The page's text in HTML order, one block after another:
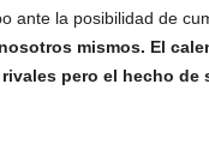
ante la posibilidad de
mismos. El
pero el hecho de